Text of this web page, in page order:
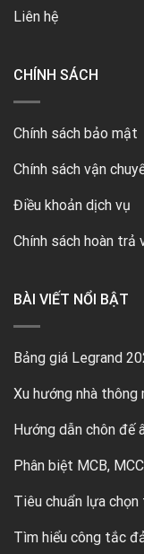
Liên hệ
CHÍNH SÁCH
Chính sách bảo mật
Chính sách vận
Điều khoản dịch vụ
Chính sách hoàn trả
BÀI VIẾT NỔI BẬT
Bảng giá Legrand
Xu hướng nhà thông
Hướng dẫn chôn đế
Phân biệt MCB,
Tiêu chuẩn lựa
Tìm hiểu công tắc